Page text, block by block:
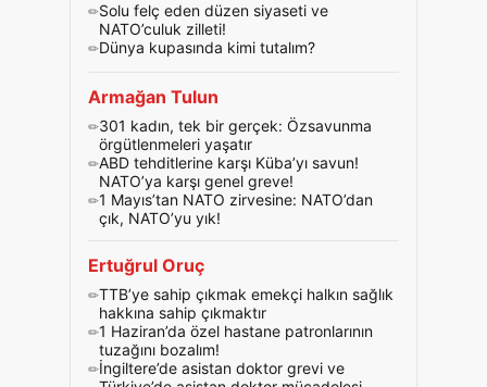
Solu felç eden düzen siyaseti ve
NATO’culuk zilleti!
Dünya kupasında kimi tutalım?
Armağan Tulun
301 kadın, tek bir gerçek: Özsavunma
örgütlenmeleri yaşatır
ABD tehditlerine karşı Küba’yı savun!
NATO’ya karşı genel greve!
1 Mayıs’tan NATO zirvesine: NATO’dan
çık, NATO’yu yık!
Ertuğrul Oruç
TTB’ye sahip çıkmak emekçi halkın sağlık
hakkına sahip çıkmaktır
1 Haziran’da özel hastane patronlarının
tuzağını bozalım!
İngiltere’de asistan doktor grevi ve